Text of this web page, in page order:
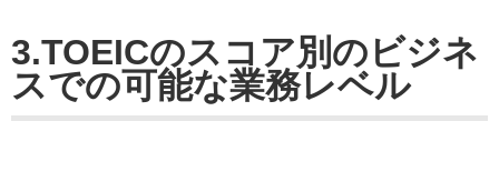
3.TOEICのスコア別のビジネ
スでの可能な業務レベル